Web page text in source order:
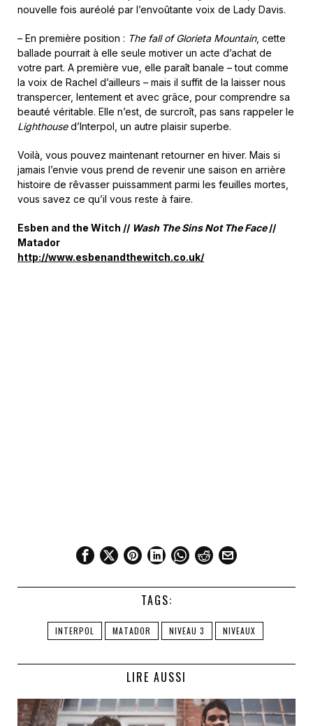
nouvelle fois auréolé par l’envoûtante voix de Lady Davis.
– En première position : The fall of Glorieta Mountain, cette
ballade pourrait à elle seule motiver un acte d’achat de
votre part. A première vue, elle paraît banale – tout comme
la voix de Rachel d’ailleurs – mais il suffit de la laisser nous
transpercer, lentement et avec grâce, pour comprendre sa
beauté véritable. Elle n’est, de surcroît, pas sans rappeler le
Lighthoused’Interpol, un autre plaisir superbe.
Voilà, vous pouvez maintenant retourner en hiver. Mais si
jamais l’envie vous prend de revenir une saison en arrière
histoire de rêvasser puissamment parmi les feuilles mortes,
vous savez ce qu’il vous reste à faire.
Esben and the Witch // Wash The Sins Not The Face//
Matador
http://www.esbenandthewitch.co.uk/
TAGS:
INTERPOL MATADOR NIVEAU 3 NIVEAUX
LIRE AUSSI